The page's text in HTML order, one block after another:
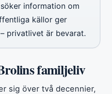
information om
källor ger
privatlivet är bevarat.
familjeliv
sig över två decennier,